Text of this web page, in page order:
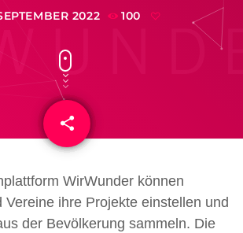
2022 100
share
email
WirWunder können
Vereine ihre Projekte einstellen und
der Bevölkerung sammeln. Die